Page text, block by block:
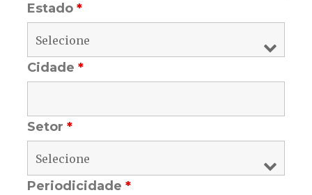
Estado*
Cidade*
Setor*
Periodicidade*